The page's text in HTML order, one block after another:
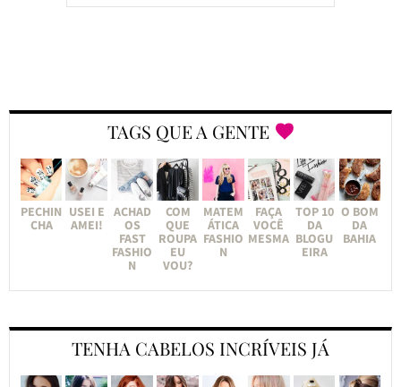
TAGS QUE A GENTE
PECHIN
CHA
USEI E
AMEI!
ACHAD
OS
FAST
FASHIO
N
COM
QUE
ROUPA
EU
VOU?
MATEM
ÁTICA
FASHIO
N
FAÇA
VOCÊ
MESMA
TOP 10
DA
BLOGU
EIRA
O BOM
DA
BAHIA
TENHA CABELOS INCRÍVEIS JÁ